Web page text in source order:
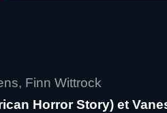
Finn Wittrock
Horror Story) et